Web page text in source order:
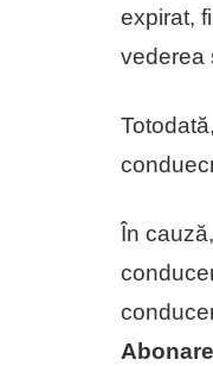
expirat,
vederea
În